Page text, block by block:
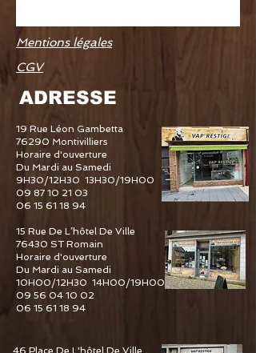
Mentions légales
CGV
ADRESSE
19 Rue Léon Gambetta
76290 Montivilliers
Horaire d'ouverture
Du Mardi au Samedi
9H30/12H30 13H30/19H00
09 87 10 21 03
06 15 61 18 94
15 Rue De L’hôtel De Ville
76430 ST Romain
Horaire d'ouverture
Du Mardi au Samedi
10H00/12H30 14H00/19H00
09 56 04 10 02
06 15 61 18 94
46 Place De L'hôtel De Ville